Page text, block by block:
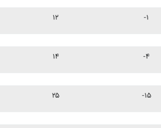
۱۲ -۱
۱۴ -۴
۲۵ -۱۵